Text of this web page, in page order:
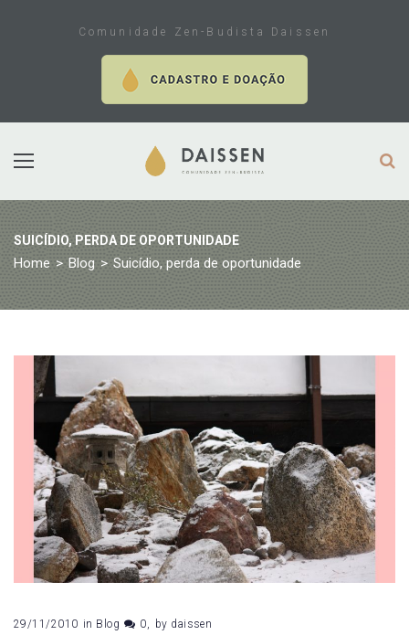
Comunidade Zen-Budista Daissen
SUICÍDIO, PERDA DE OPORTUNIDADE
Home > Blog > Suicídio, perda de oportunidade
29/11/2010 in Blog 0 by daissen